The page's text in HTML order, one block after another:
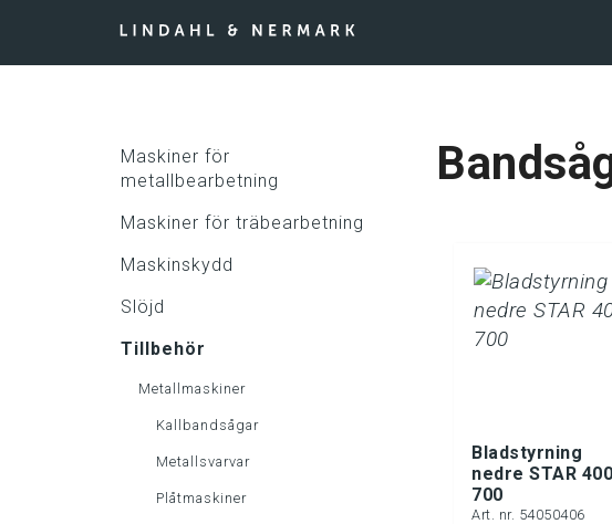
Maskiner för
metallbearbetning
Maskiner för träbearbetning
Maskinskydd
Slöjd
Tillbehör
Metallmaskiner
Kallbandsågar
Metallsvarvar
Plåtmaskiner
Bladstyrning
nedre STAR
700
Art. nr. 54050406